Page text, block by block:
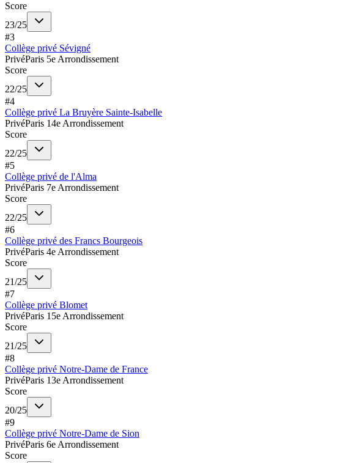
Score
23/25
#3
Collège privé Sévigné
PrivéParis 5e Arrondissement
Score
22/25
#4
Collège privé La Bruyère Sainte-Isabelle
PrivéParis 14e Arrondissement
Score
22/25
#5
Collège privé de l'Alma
PrivéParis 7e Arrondissement
Score
22/25
#6
Collège privé des Francs Bourgeois
PrivéParis 4e Arrondissement
Score
21/25
#7
Collège privé Blomet
PrivéParis 15e Arrondissement
Score
21/25
#8
Collège privé Notre-Dame de France
PrivéParis 13e Arrondissement
Score
20/25
#9
Collège privé Notre-Dame de Sion
PrivéParis 6e Arrondissement
Score